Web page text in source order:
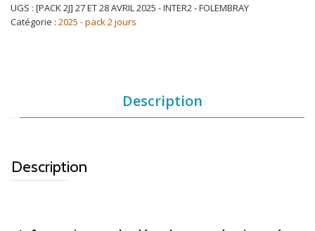
UGS : [PACK 2J] 27 ET 28 AVRIL 2025 - INTER2 - FOLEMBRAY
Catégorie : 2025 - pack 2 jours
Description
Description